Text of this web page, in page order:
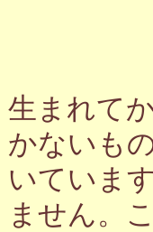
生まれて
かないも
いていま
ません。